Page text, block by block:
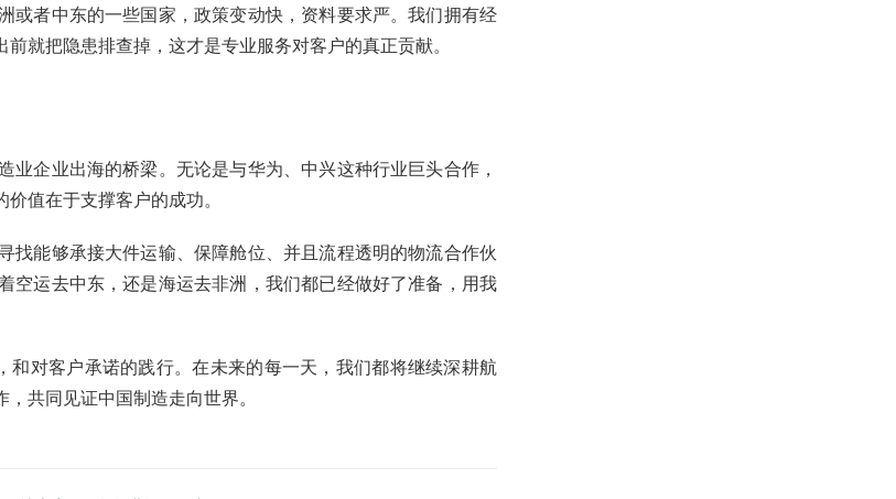
者中东的一些国家，政策变动快，资料要求严。我们拥有经
就把隐患排查掉，这才是专业服务对客户的真正贡献。
企业出海的桥梁。无论是与华为、中兴这种行业巨头合作，
值在于支撑客户的成功。
能够承接大件运输、保障舱位、并且流程透明的物流合作伙
运去中东，还是海运去非洲，我们都已经做好了准备，用我
和对客户承诺的践行。在未来的每一天，我们都将继续深耕航
共同见证中国制造走向世界。